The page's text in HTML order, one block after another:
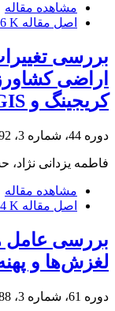
مشاهده مقاله
اصل مقاله K
بررسی
اراضی
کریجینگ و GIS
دوره 44، شماره 3، 1392، صفحه
فاطمه یزدانی نژاد،
مشاهده مقاله
اصل مقاله K
بررسی عامل
لغزش‌ها و
دوره 61، شماره 3، 1388